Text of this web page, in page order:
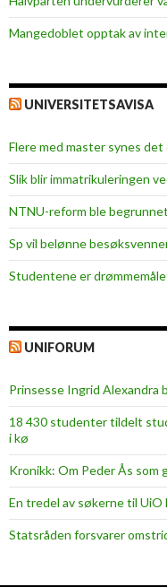
Mangedoblet opptak av
UNIVERSITETSAVISA
Flere med master synes det
Slik blir immatrikuleringen
NTNU-reform ble
Sp vil belønne
Studentene er
UNIFORUM
Prinsesse Ingrid Alexandra
18 430 studenter tildelt
i kø
Kronikk: Om Peder Ås som
En tredel av søkerne til
Statsråden forsvarer